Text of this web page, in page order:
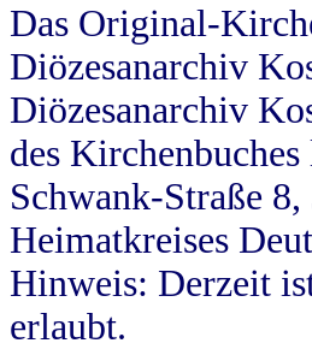
Das Original-
Diözesanarchiv
Diözesanarchiv
des
Schwank-Straße
Heimatkreises
Hinweis: Derzeit
erlaubt.